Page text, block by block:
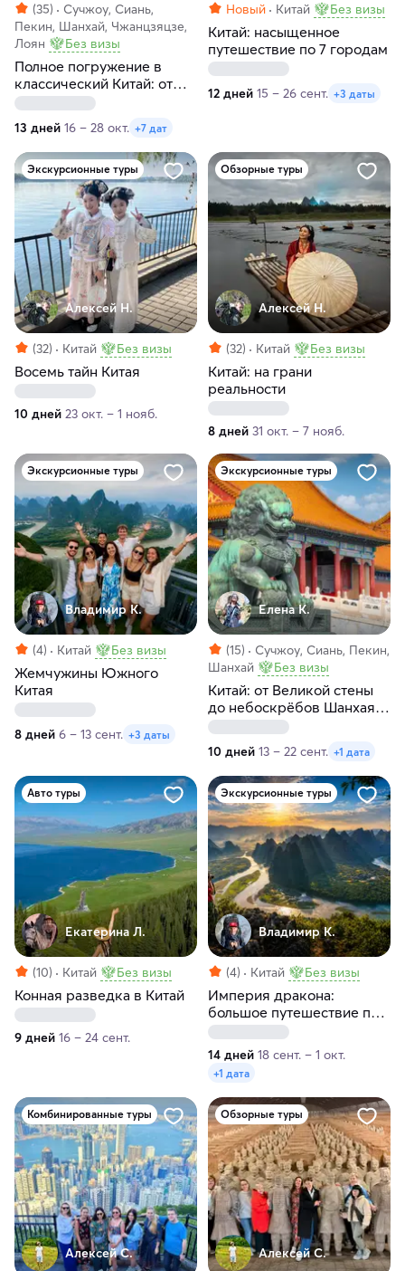
(35)
Сучжоу, Сиань,
Пекин, Шанхай, Чжанцзяцзе,
Лоян
Без визы
Полное погружение в
классический Китай: от
Пекина до Шанхая
13 дней 16 – 28 окт. +7 дат
Новый Китай Без визы
Китай: насыщенное
путешествие по 7 городам
12 дней 15 – 26 сент. +3 даты
Экскурсионные туры
Алексей Н.
(32) Китай Без визы
Восемь тайн Китая
10 дней 23 окт. – 1 нояб.
Обзорные туры
Алексей Н.
(32) Китай Без визы
Китай: на грани
реальности
8 дней 31 окт. – 7 нояб.
Экскурсионные туры
Владимир К.
(4) Китай Без визы
Жемчужины Южного
Китая
8 дней 6 – 13 сент. +3 даты
Экскурсионные туры
Елена К.
(15)
Сучжоу, Сиань, Пекин,
Шанхай
Без визы
Китай: от Великой стены
до небоскрёбов Шанхая и
гора Хуашань
10 дней 13 – 22 сент. +1 дата
Авто туры
Екатерина Л.
(10) Китай Без визы
Конная разведка в Китай
9 дней 16 – 24 сент.
Экскурсионные туры
Владимир К.
(4) Китай Без визы
Империя дракона:
большое путешествие по
лучшим местам Китая
14 дней 18 сент. – 1 окт.
+1 дата
Комбинированные туры
Алексей С.
Обзорные туры
Алексей С.